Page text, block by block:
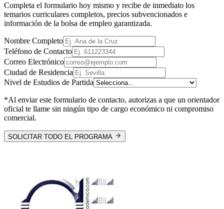
Completa el formulario hoy mismo y recibe de inmediato los
temarios curriculares completos, precios subvencionados e
información de la bolsa de empleo garantizada.
Nombre Completo
Teléfono de Contacto
Correo Electrónico
Ciudad de Residencia
Nivel de Estudios de Partida
*Al enviar este formulario de contacto, autorizas a que un orientador
oficial te llame sin ningún tipo de cargo económico ni compromiso
comercial.
SOLICITAR TODO EL PROGRAMA